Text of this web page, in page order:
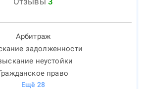
Арбитраж
задолженности
неустойки
право
Ещё 28